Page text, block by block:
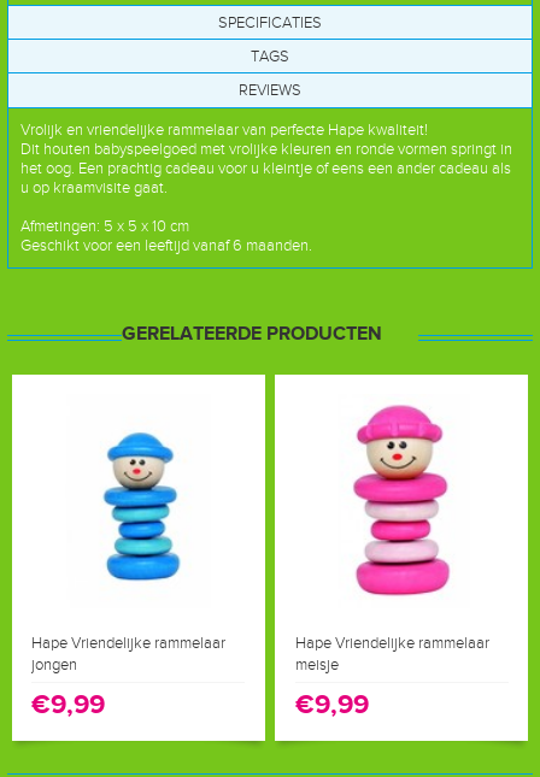
SPECIFICATIES
TAGS
REVIEWS
Vrolijk en vriendelijke rammelaar van perfecte Hape kwaliteit!
Dit houten babyspeelgoed met vrolijke kleuren en ronde vormen springt in
het oog. Een prachtig cadeau voor u kleintje of eens een ander cadeau als
u op kraamvisite gaat.
Afmetingen: 5 x 5 x 10 cm
Geschikt voor een leeftijd vanaf 6 maanden.
GERELATEERDE PRODUCTEN
Hape Vriendelijke rammelaar
jongen
€9,99
Hape Vriendelijke rammelaar
meisje
€9,99